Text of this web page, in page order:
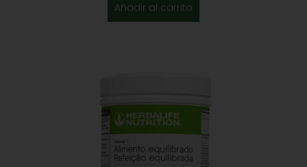
Añadir al carrito